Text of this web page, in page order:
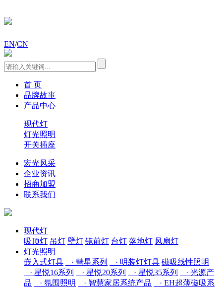
EN/CN
首 页
品牌故事
产品中心
现代灯
灯光照明
开关插座
宏光风采
企业资讯
招商加盟
联系我们
现代灯
吸顶灯 吊灯 壁灯 镜前灯 台灯 落地灯 风扇灯
灯光照明
嵌入式灯具
· 彗星系列 · 明装灯灯具 磁吸线性照明
· 星悦16系列
· 星悦20系列 · 星悦35系列
· 光源产
品
· 氛围照明 · 智慧家居系统产品
· EH超薄磁吸系